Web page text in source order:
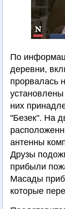
По
деревни,
прорвалась
них
"Безек". На
антенны
Друзы
прибыли
Масады
которые